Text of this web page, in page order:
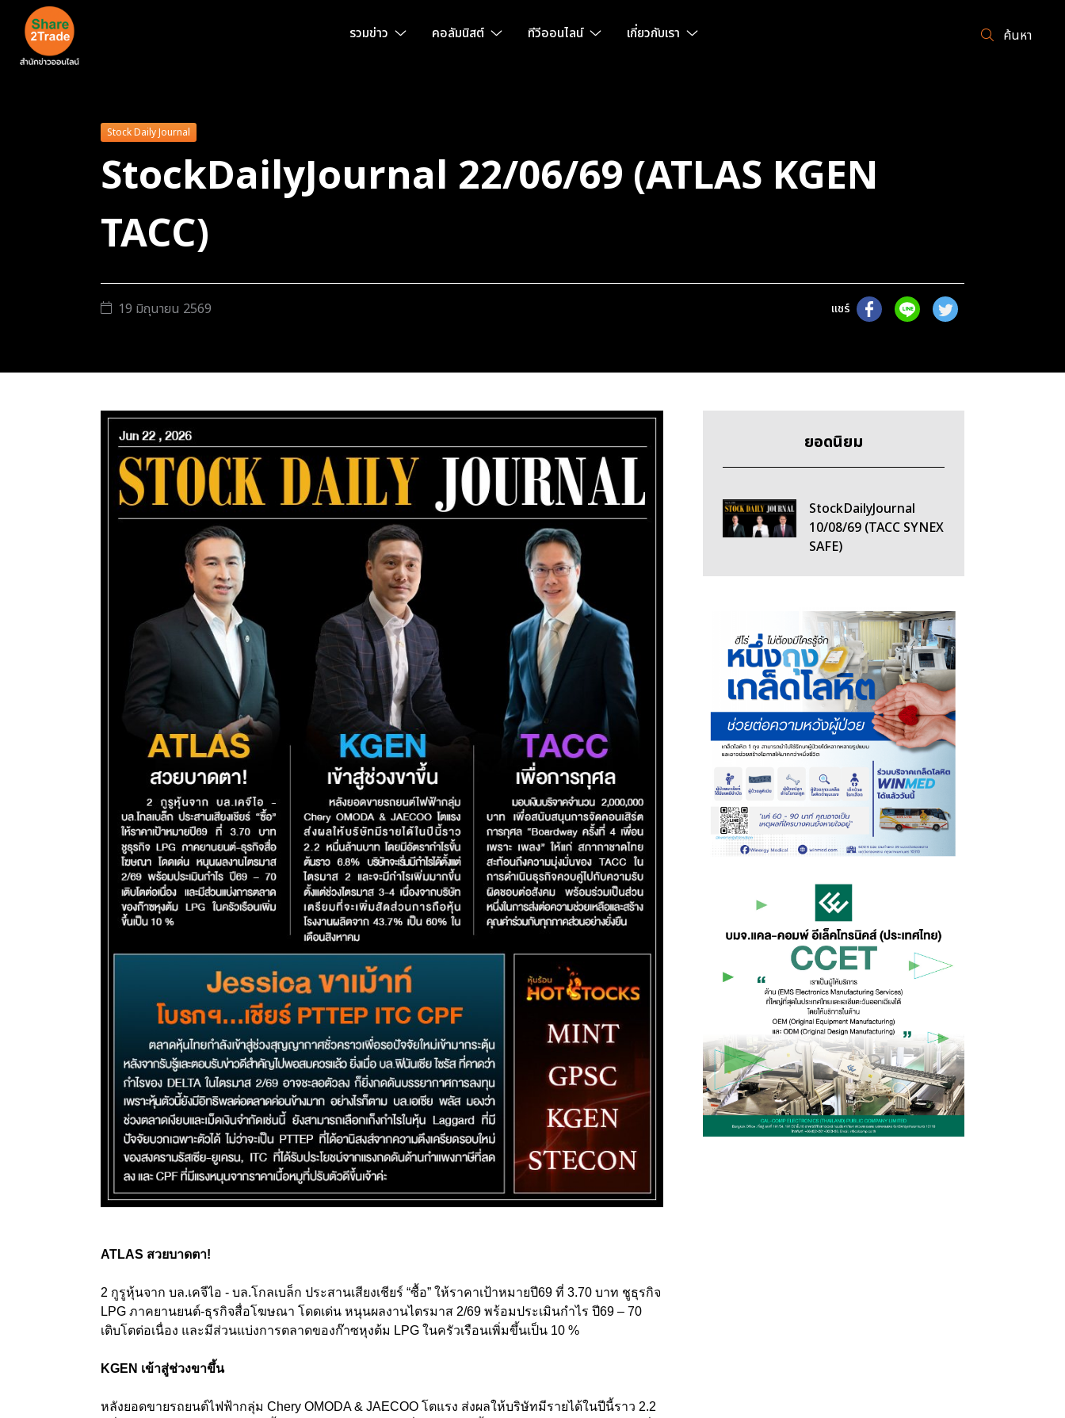
รวมข่าว คอลัมนิสต์ ทีวีออนไลน์ เกี่ยวกับเรา ค้นหา
Stock Daily Journal
StockDailyJournal 22/06/69 (ATLAS KGEN
TACC)
19 มิถุนายน 2569 แชร์
ATLAS สวยบาดตา!
2 กูรูหุ้นจาก บล.เคจีไอ - บล.โกลเบล็ก ประสานเสียงเชียร์ “ซื้อ” ให้ราคาเป้าหมายปี69 ที่ 3.70 บาท ชูธุรกิจ
LPG ภาคยานยนต์-ธุรกิจสื่อโฆษณา โดดเด่น หนุนผลงานไตรมาส 2/69 พร้อมประเมินกำไร ปี69 – 70
เติบโตต่อเนื่อง และมีส่วนแบ่งการตลาดของก๊าซหุงต้ม LPG ในครัวเรือนเพิ่มขึ้นเป็น 10 %
KGEN เข้าสู่ช่วงขาขึ้น
หลังยอดขายรถยนต์ไฟฟ้ากลุ่ม Chery OMODA & JAECOO โตแรง ส่งผลให้บริษัทมีรายได้ในปีนี้ราว 2.2
ยอดนิยม
StockDailyJournal
10/08/69 (TACC SYNEX
SAFE)